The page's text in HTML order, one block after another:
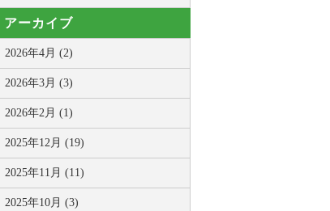
アーカイブ
2026年4月 (2)
2026年3月 (3)
2026年2月 (1)
2025年12月 (19)
2025年11月 (11)
2025年10月 (3)